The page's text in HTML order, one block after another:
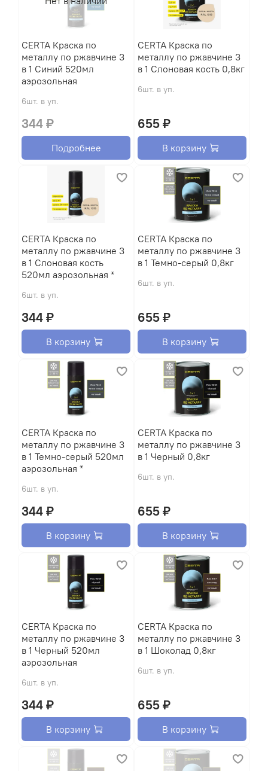
CERTA Краска по
металлу по ржавчине 3
в 1 Синий 520мл
аэрозольная
6шт. в уп.
344 ₽
Подробнее
CERTA Краска по
металлу по ржавчине 3
в 1 Слоновая кость 0,8кг
6шт. в уп.
655 ₽
В корзину
CERTA Краска по
металлу по ржавчине 3
в 1 Слоновая кость
520мл аэрозольная *
6шт. в уп.
344 ₽
В корзину
CERTA Краска по
металлу по ржавчине 3
в 1 Темно-серый 0,8кг
6шт. в уп.
655 ₽
В корзину
CERTA Краска по
металлу по ржавчине 3
в 1 Темно-серый 520мл
аэрозольная *
6шт. в уп.
344 ₽
В корзину
CERTA Краска по
металлу по ржавчине 3
в 1 Черный 0,8кг
6шт. в уп.
655 ₽
В корзину
CERTA Краска по
металлу по ржавчине 3
в 1 Черный 520мл
аэрозольная
6шт. в уп.
344 ₽
В корзину
CERTA Краска по
металлу по ржавчине 3
в 1 Шоколад 0,8кг
6шт. в уп.
655 ₽
В корзину